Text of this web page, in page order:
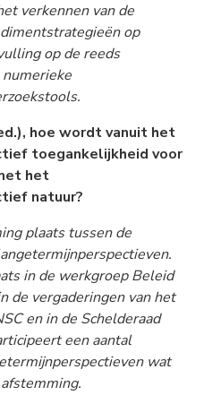
verkennen van de
op
op de reeds
hoe wordt vanuit het
toegankelijkheid voor
het
natuur?
plaats tussen de
in de werkgroep Beleid
de vergaderingen van het
en in de Schelderaad
een aantal
wat